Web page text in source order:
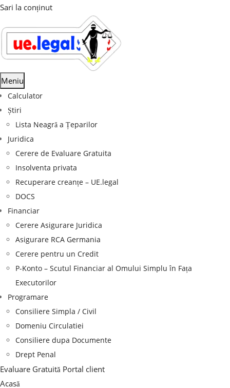
Sari la conținut
Meniu
Calculator
Știri
Lista Neagră a Țeparilor
Juridica
Cerere de Evaluare Gratuita
Insolventa privata
Recuperare creanțe – UE.legal
DOCS
Financiar
Cerere Asigurare Juridica
Asigurare RCA Germania
Cerere pentru un Credit
P-Konto – Scutul Financiar al Omului Simplu în Fața
Executorilor
Programare
Consiliere Simpla / Civil
Domeniu Circulatiei
Consiliere dupa Documente
Drept Penal
Evaluare Gratuită Portal client
Acasă